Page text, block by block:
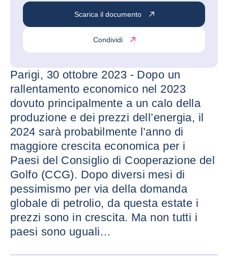
Scarica il documento
Condividi
Parigi, 30 ottobre 2023 - Dopo un
rallentamento economico nel 2023
dovuto principalmente a un calo della
produzione e dei prezzi dell’energia, il
2024 sarà probabilmente l’anno di
maggiore crescita economica per i
Paesi del Consiglio di Cooperazione del
Golfo (CCG). Dopo diversi mesi di
pessimismo per via della domanda
globale di petrolio, da questa estate i
prezzi sono in crescita. Ma non tutti i
paesi sono uguali…